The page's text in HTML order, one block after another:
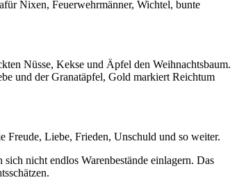
Nixen, Feuerwehrmänner, Wichtel, bunte
Nüsse, Kekse und Äpfel den Weihnachtsbaum.
und der Granatäpfel, Gold markiert Reichtum
Freude, Liebe, Frieden, Unschuld und so weiter.
nicht endlos Warenbestände einlagern. Das